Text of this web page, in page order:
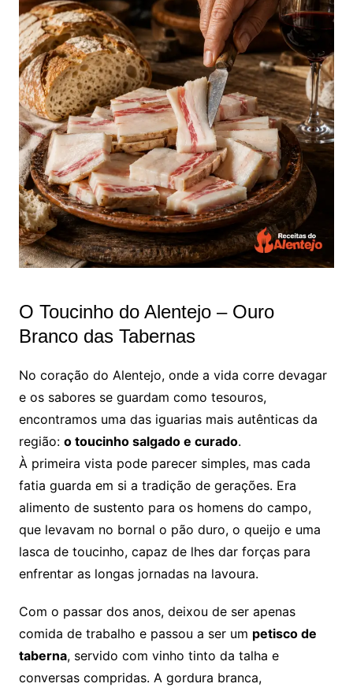
O Toucinho do Alentejo – Ouro
Branco das Tabernas
No coração do Alentejo, onde a vida corre devagar
e os sabores se guardam como tesouros,
encontramos uma das iguarias mais autênticas da
região: o toucinho salgado e curado.
À primeira vista pode parecer simples, mas cada
fatia guarda em si a tradição de gerações. Era
alimento de sustento para os homens do campo,
que levavam no bornal o pão duro, o queijo e uma
lasca de toucinho, capaz de lhes dar forças para
enfrentar as longas jornadas na lavoura.
Com o passar dos anos, deixou de ser apenas
comida de trabalho e passou a ser um petisco de
taberna, servido com vinho tinto da talha e
conversas compridas. A gordura branca,